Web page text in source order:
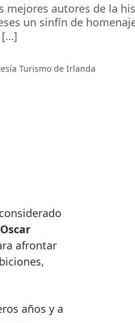
autores de la
un sinfín de
[…]
Turismo de Irlanda
Oscar
afrontar
años y a